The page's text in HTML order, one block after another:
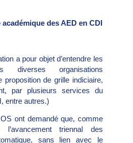
des AED en CDI
a pour objet d’entendre les
diverses organisations
proposition de grille indiciaire,
par plusieurs services du
entre autres.)
ont demandé que, comme
triennal des
sans lien avec le